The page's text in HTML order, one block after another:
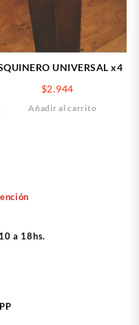
UNIVERSAL x4
$2.944
Añadir al carrito
a 18hs.